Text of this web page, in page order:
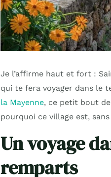
Je l’affirme haut et fort :
qui te fera voyager dans le
la Mayenne, ce petit bout
pourquoi ce village est,
Un voyage
remparts